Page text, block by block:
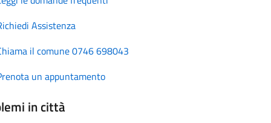
Assistenza
il comune 0746 698043
un appuntamento
in città